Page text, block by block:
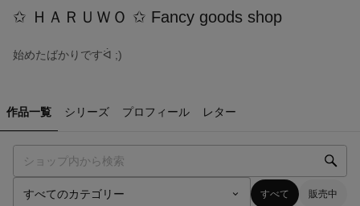
✩ ＨＡＲＵＷＯ ✩ Fancy goods shop
始めたばかりですᐛ ;)
作品一覧 シリーズ プロフィール レター
すべて 販売中